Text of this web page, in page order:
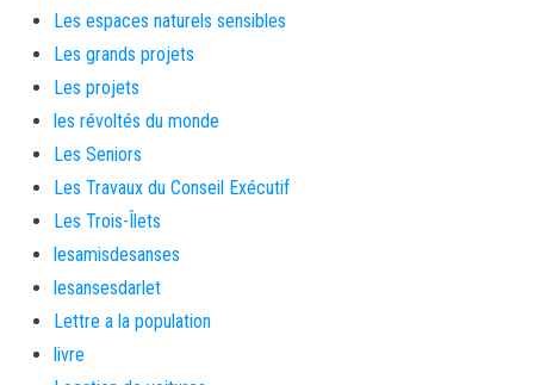
Les espaces naturels sensibles
Les grands projets
Les projets
les révoltés du monde
Les Seniors
Les Travaux du Conseil Exécutif
Les Trois-Îlets
lesamisdesanses
lesansesdarlet
Lettre a la population
livre